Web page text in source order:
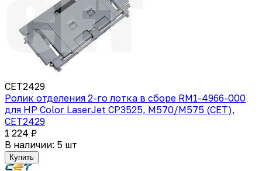
CET2429
Ролик отделения 2-го лотка в сборе RM1-4966-000
для HP Color LaserJet CP3525, M570/M575 (CET),
CET2429
1 224 ₽
В наличии: 5 шт
Купить